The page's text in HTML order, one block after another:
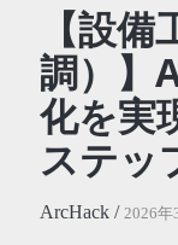
【設
調）】
化を実
ステッ
ArcHack / 2026年